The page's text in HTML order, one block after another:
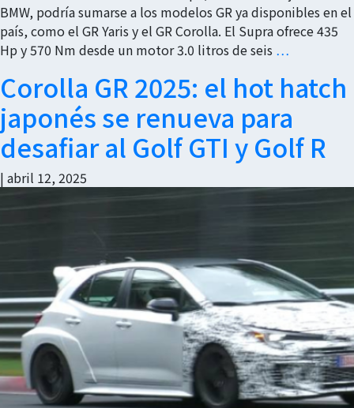
BMW, podría sumarse a los modelos GR ya disponibles en el
país, como el GR Yaris y el GR Corolla. El Supra ofrece 435
Hp y 570 Nm desde un motor 3.0 litros de seis …
Corolla GR 2025: el hot hatch
japonés se renueva para
desafiar al Golf GTI y Golf R
| abril 12, 2025